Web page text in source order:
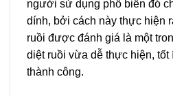
người sử dụng phổ biến đó
dính, bởi cách này thực hiện
ruồi được đánh giá là một
diệt ruồi vừa dễ thực hiện, tốt
thành công.